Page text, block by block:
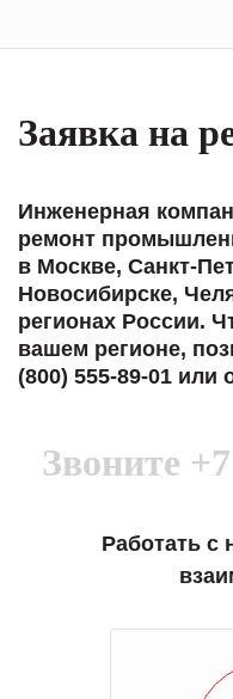
Заявка на
Инженерная
ремонт
в Москве, Санкт-
Новосибирске,
регионах России.
вашем регионе,
(800) 555-89-01 или
Звоните
Работать с